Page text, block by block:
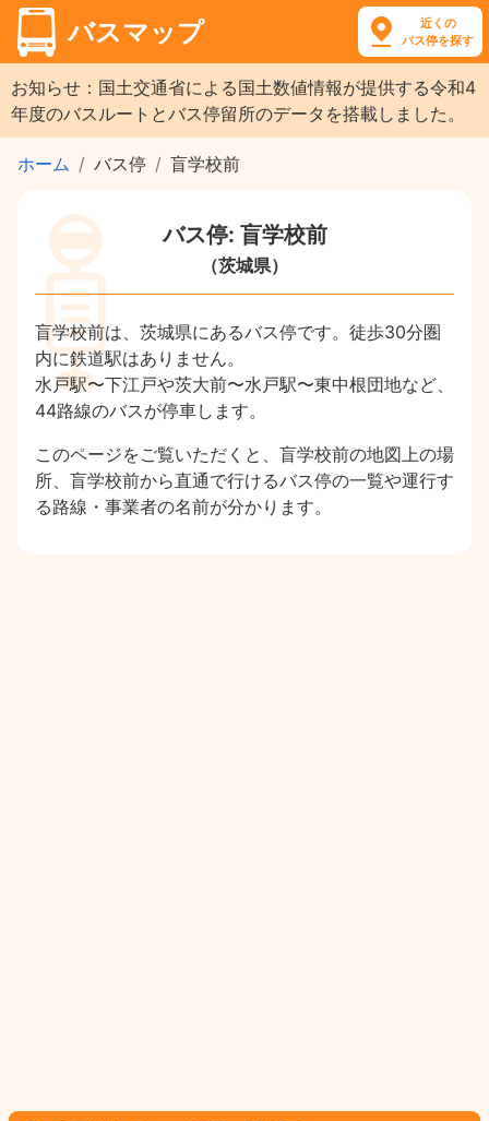
バスマップ
近くの
バス停を探す
お知らせ：国土交通省による国土数値情報が提供する令和4
年度のバスルートとバス停留所のデータを搭載しました。
ホーム バス停 盲学校前
バス停: 盲学校前
（茨城県）
盲学校前は、茨城県にあるバス停です。徒歩30分圏
内に鉄道駅はありません。
水戸駅〜下江戸や茨大前〜水戸駅〜東中根団地など、
44路線のバスが停車します。
このページをご覧いただくと、盲学校前の地図上の場
所、盲学校前から直通で行けるバス停の一覧や運行す
る路線・事業者の名前が分かります。